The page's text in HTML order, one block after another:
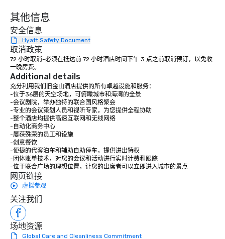
countless
groups from as few
其他信息
安全信息
Hyatt Safety Document
取消政策
72 小时取消-必须在抵达前 72 小时酒店时间下午 3 点之前取消预订，以免收
一晚房费。
Additional details
充分利用我们旧金山酒店提供的所有卓越设施和服务：
-位于36层的天空场地，可俯瞰城市和海湾的全景
-会议剧院，举办独特的联合国风格聚会
-专业的会议策划人员和视听专家，为您提供全程协助
-整个酒店均提供高速互联网和无线网络
-自动化商务中心
-屡获殊荣的员工和设施
-创意餐饮
-便捷的代客泊车和辅助自助停车，提供进出特权
-团体账单技术，对您的会议和活动进行实时计费和跟踪
-位于联合广场的理想位置，让您的出席者可以立即进入城市的景点
网页链接
虚拟参观
关注我们
场地资源
Global Care and Cleanliness Commitment